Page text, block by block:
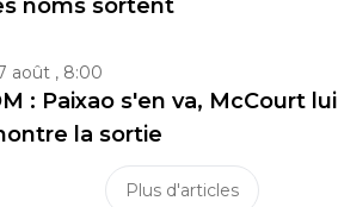
noms sortent
août , 8:00
: Paixao s'en va, McCourt lui
la sortie
Plus d'articles